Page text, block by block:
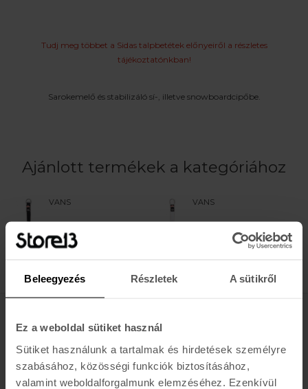
Beleegyezés Részletek A sütikről
Ez a weboldal sütiket használ
Sütiket használunk a tartalmak és hirdetések személyre
szabásához, közösségi funkciók biztosításához,
valamint weboldalforgalmunk elemzéséhez. Ezenkívül
Tudj meg többet a Sidas talpbetétek előnyeiről a részletes
tájékoztatónkban!
Sarokemelő és stabilizáló sí-, illetve snowboardcipőbe.
Ajánlott termékek a kategóriához
VANS
2.990 Ft
VANS
2.990 Ft
Értesülj az újdonságokról, akciókról
E-MAIL
FELIRATKOZOM »